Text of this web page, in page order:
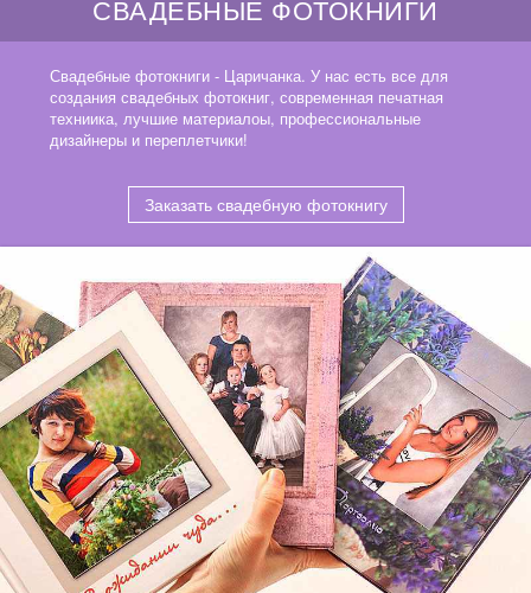
СВАДЕБНЫЕ ФОТОКНИГИ
Свадебные фотокниги - Царичанка. У нас есть все для
создания свадебных фотокниг, современная печатная
техниика, лучшие материалоы, профессиональные
дизайнеры и переплетчики!
Заказать свадебную фотокнигу